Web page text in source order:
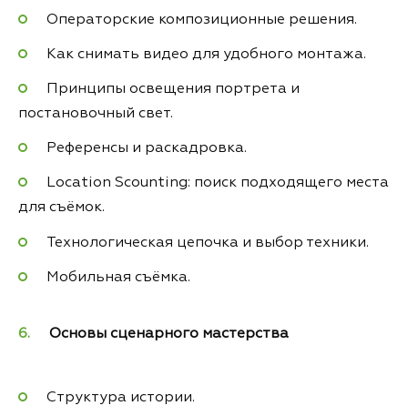
Операторские композиционные решения.
Как снимать видео для удобного монтажа.
Принципы освещения портрета и
постановочный свет.
Референсы и раскадровка.
Location Scounting: поиск подходящего места
для съёмок.
Технологическая цепочка и выбор техники.
Мобильная съёмка.
Основы сценарного мастерства
Структура истории.